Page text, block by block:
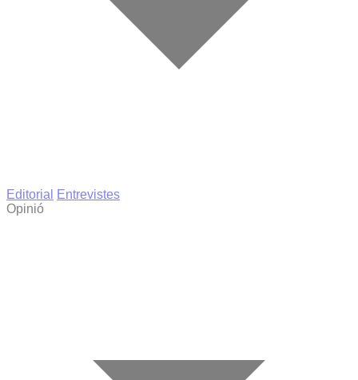
Editorial
Entrevistes
Opinió